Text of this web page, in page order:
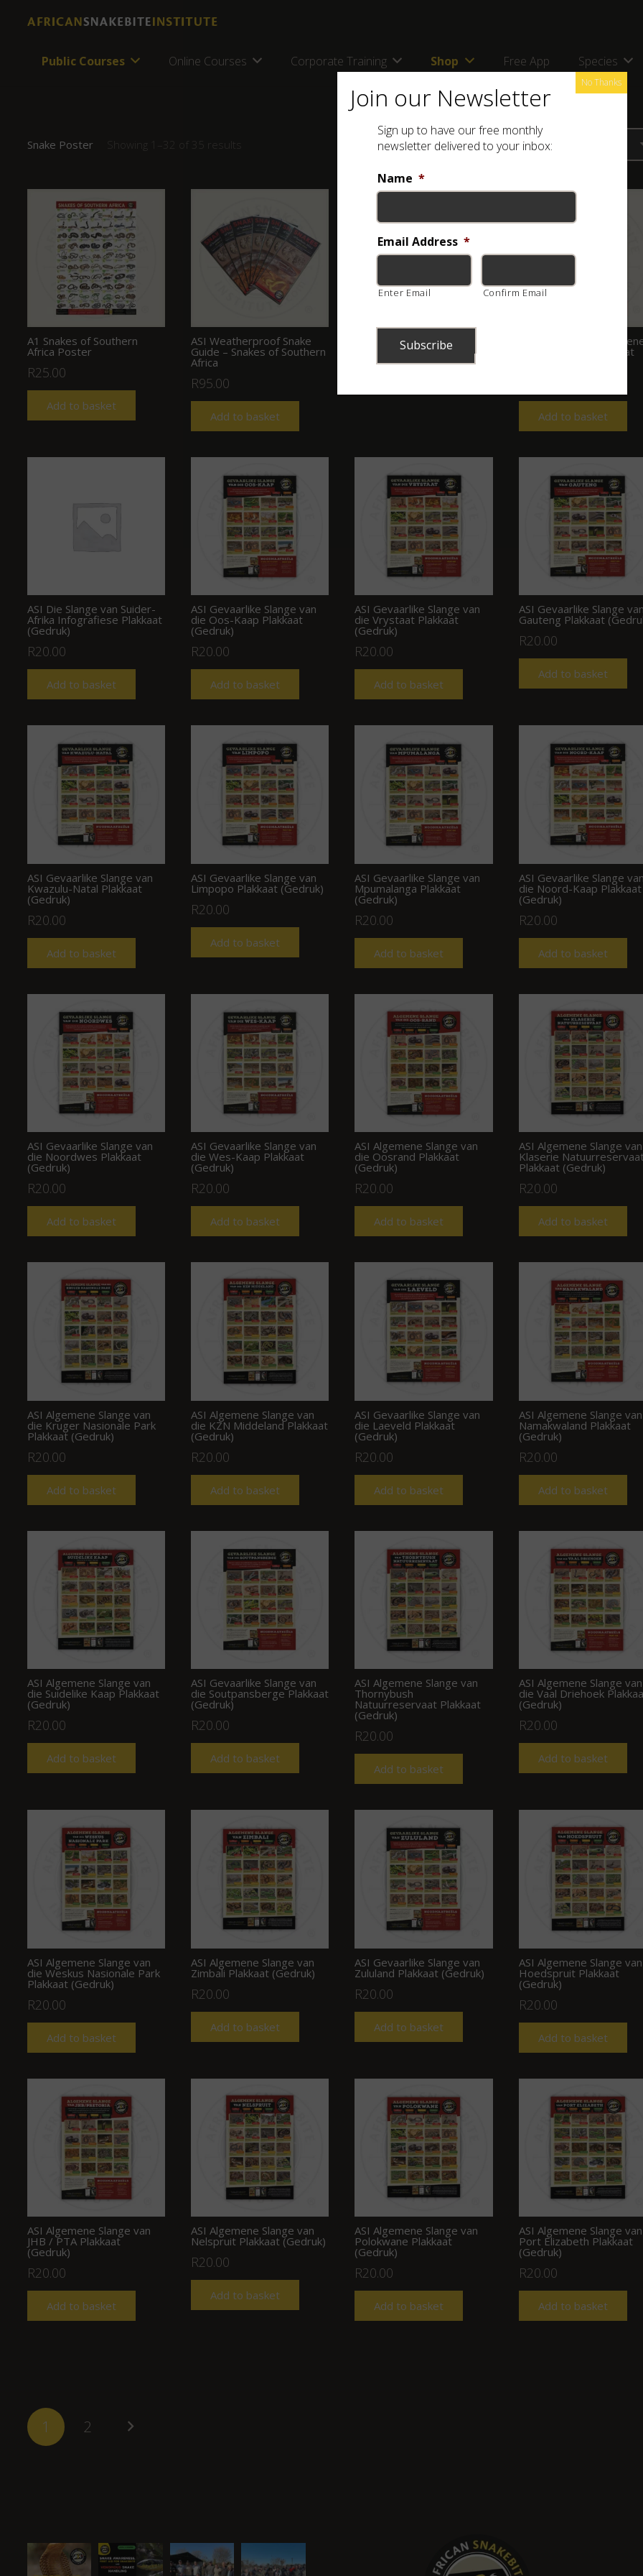
Public Courses Online Courses Corporate Training Shop Free App Species
Snake Poster Showing 1–32 of 35 results
A1 Snakes of Southern
Africa Poster
R25.00
Add to basket
ASI Weatherproof Snake
Guide – Snakes of Southern
Africa
R95.00
Add to basket
(imprimé)
20.00
ASI Algemene
van Suid-Africa Plakkaat
Add to basket
ASI Die Slange van Suider-
Afrika Infografiese Plakkaat
(Gedruk)
R20.00
Add to basket
ASI Gevaarlike Slange van
die Oos-Kaap Plakkaat
(Gedruk)
R20.00
Add to basket
ASI Gevaarlike Slange van
die Vrystaat Plakkaat
(Gedruk)
R20.00
Add to basket
ASI Gevaarlike Slange
Gauteng Plakkaat
R20.00
Add to basket
ASI Gevaarlike Slange van
Kwazulu-Natal Plakkaat
(Gedruk)
R20.00
Add to basket
ASI Gevaarlike Slange van
Limpopo Plakkaat (Gedruk)
R20.00
Add to basket
ASI Gevaarlike Slange van
Mpumalanga Plakkaat
(Gedruk)
R20.00
Add to basket
ASI Gevaarlike Slange
die Noord-Kaap Plakkaat
(Gedruk)
R20.00
Add to basket
ASI Gevaarlike Slange van
die Noordwes Plakkaat
(Gedruk)
R20.00
Add to basket
ASI Gevaarlike Slange van
die Wes-Kaap Plakkaat
(Gedruk)
R20.00
Add to basket
ASI Algemene Slange van
die Oosrand Plakkaat
(Gedruk)
R20.00
Add to basket
ASI Algemene Slange van
Klaserie
Plakkaat (Gedruk)
R20.00
Add to basket
ASI Algemene Slange van
die Kruger Nasionale Park
Plakkaat (Gedruk)
R20.00
Add to basket
ASI Algemene Slange van
die KZN Middeland Plakkaat
(Gedruk)
R20.00
Add to basket
ASI Gevaarlike Slange van
die Laeveld Plakkaat
(Gedruk)
R20.00
Add to basket
ASI Algemene Slange van
Namakwaland Plakkaat
(Gedruk)
R20.00
Add to basket
ASI Algemene Slange van
die Suidelike Kaap Plakkaat
(Gedruk)
R20.00
Add to basket
ASI Gevaarlike Slange van
die Soutpansberge Plakkaat
(Gedruk)
R20.00
Add to basket
ASI Algemene Slange van
Thornybush
Natuurreservaat Plakkaat
(Gedruk)
R20.00
Add to basket
ASI Algemene Slange van
die Vaal Driehoek
(Gedruk)
R20.00
Add to basket
ASI Algemene Slange van
die Weskus Nasionale Park
Plakkaat (Gedruk)
R20.00
Add to basket
ASI Algemene Slange van
Zimbali Plakkaat (Gedruk)
R20.00
Add to basket
ASI Gevaarlike Slange van
Zululand Plakkaat (Gedruk)
R20.00
Add to basket
ASI Algemene Slange van
Hoedspruit Plakkaat
(Gedruk)
R20.00
Add to basket
ASI Algemene Slange van
JHB / PTA Plakkaat
(Gedruk)
R20.00
Add to basket
ASI Algemene Slange van
Nelspruit Plakkaat (Gedruk)
R20.00
Add to basket
ASI Algemene Slange van
Polokwane Plakkaat
(Gedruk)
R20.00
Add to basket
ASI Algemene Slange van
Port Elizabeth Plakkaat
(Gedruk)
R20.00
Add to basket
Posts
navigation
1 2
Join our Newsletter
Sign up to have our free monthly
newsletter delivered to your inbox:
Name *
Email Address *
Enter Email Confirm Email
No Thanks